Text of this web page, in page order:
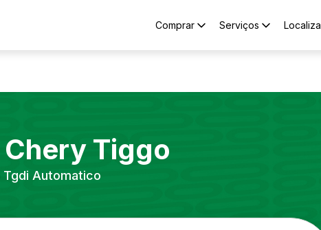
Comprar Serviços Localiza
Chery Tiggo
Tgdi Automatico